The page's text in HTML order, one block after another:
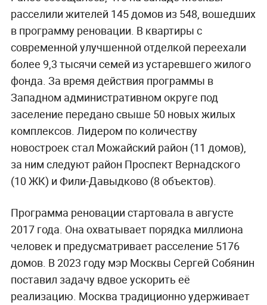
расселили жителей 145 домов из 548, вошедших
в программу реновации. В квартиры с
современной улучшенной отделкой переехали
более 9,3 тысячи семей из устаревшего жилого
фонда. За время действия программы в
Западном административном округе под
заселение передано свыше 50 новых жилых
комплексов. Лидером по количеству
новостроек стал Можайский район (11 домов),
за ним следуют район Проспект Вернадского
(10 ЖК) и Фили-Давыдково (8 объектов).
Программа реновации стартовала в августе
2017 года. Она охватывает порядка миллиона
человек и предусматривает расселение 5176
домов. В 2023 году мэр Москвы Сергей Собянин
поставил задачу вдвое ускорить её
реализацию. Москва традиционно удерживает